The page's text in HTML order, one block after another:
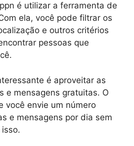
é utilizar a ferramenta de
ela, você pode filtrar os
e outros critérios
pessoas que
é aproveitar as
e mensagens gratuitas. O
você envie um número
e mensagens por dia sem